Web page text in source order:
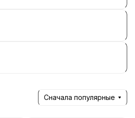
Сначала популярные